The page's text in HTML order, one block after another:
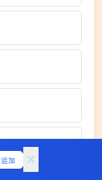
追加